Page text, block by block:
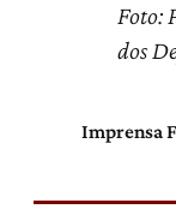
Foto:
dos
Imprensa